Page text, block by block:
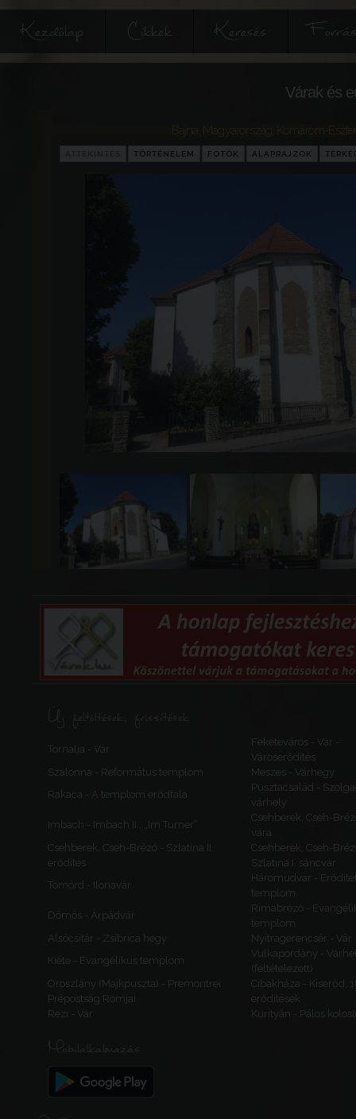
Kezdőlap Cikkek Keresés
Várak és
Magyarország Komárom-
TÖRTÉNELEM FOTÓK ALAPRAJZOK
Új feltöltések, frissítések
Tornalja - Vár
Feketeváros - Vár -
Városerődítés
Szalonna - Református templom
Meszes - Várhegy
Rakaca - A templom erődfala
Pusztacsalád -
várhely
Imbach - Imbach II., „Im Turner”
Csehberek, Cseh-
vára
Csehberek, Cseh-Brézó - Szlatina II.
erődítés
Csehberek, Cseh-
Szlatina I. sáncvár
Tömörd - Ilonavár
Háromudvar -
templom
Dömös - Árpádvár
Rimabrézó -
templom
Alsócsitár - Zsibrica hegy
Nyitragerencsér - Vár
Kiéte - Evangélikus templom
Vulkapordány -
(feltételezett)
Oroszlány (Majkpuszta) - Premontrei
Prépostság Romjai
Cibakháza - Kiserőd,
erődítések
Rezi - Vár
Kurityán - Pálos
Mobilalkalmazás